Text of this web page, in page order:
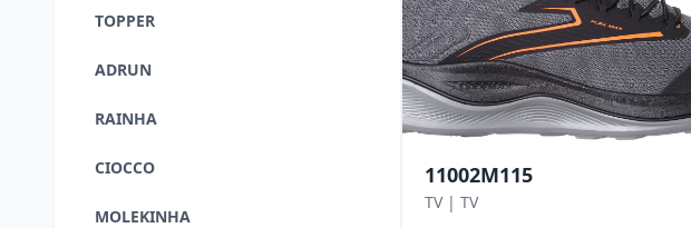
TOPPER
ADRUN
RAINHA
CIOCCO
MOLEKINHA
11002M115
TV | TV